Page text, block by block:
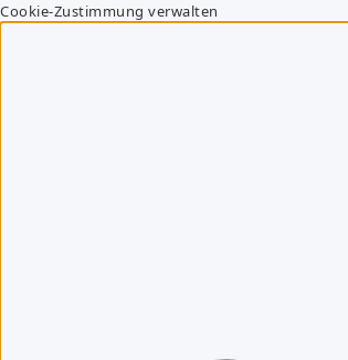
Cookie-Zustimmung verwalten